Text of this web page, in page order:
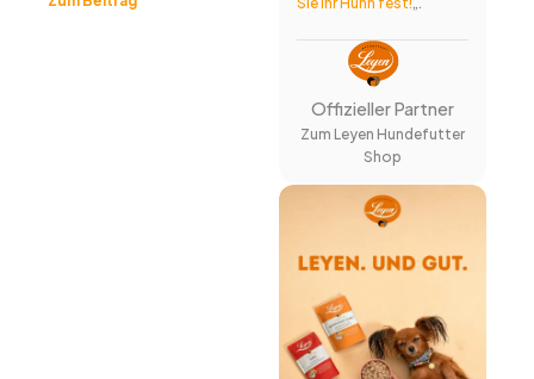
Offizieller Partner
Zum Leyen Hundefutter
Shop